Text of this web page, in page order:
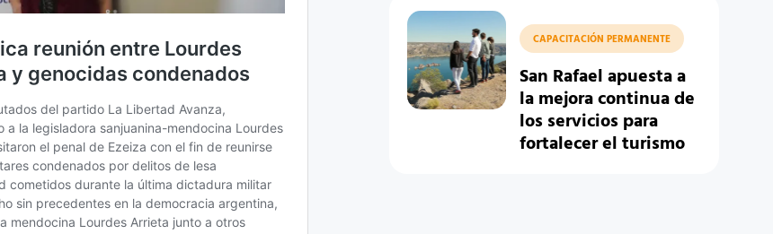
CAPACITACIÓN PERMANENTE
San Rafael apuesta a
la mejora continua de
los servicios para
fortalecer el turismo